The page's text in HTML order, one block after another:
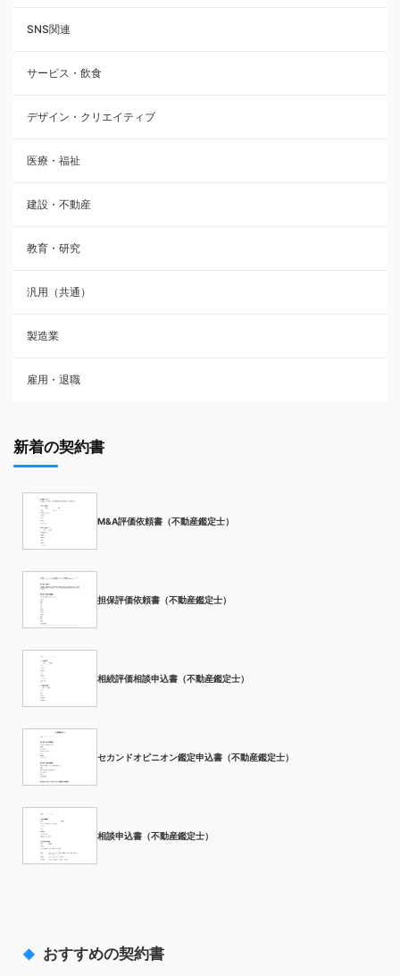
SNS関連
サービス・飲食
デザイン・クリエイティブ
医療・福祉
建設・不動産
教育・研究
汎用（共通）
製造業
雇用・退職
新着の契約書
M&A評価依頼書（不動産鑑定士）
担保評価依頼書（不動産鑑定士）
相続評価相談申込書（不動産鑑定士）
セカンドオピニオン鑑定申込書（不動産鑑定士）
相談申込書（不動産鑑定士）
おすすめの契約書